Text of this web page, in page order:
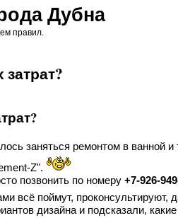
Дубна
правил.
заняться ремонтом в ванной
Z".
позвонить по номеру+7-926-
всё поймут, проконсультируют,
дизайна и подсказали,